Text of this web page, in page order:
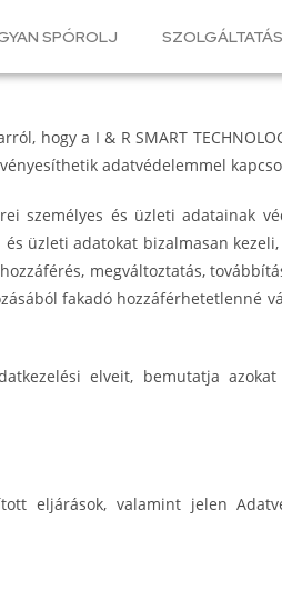
SPÓROLJ
hogy a I & R SMART
adatvédelemmel
személyes és üzleti
és üzleti adatokat bizalmasan
megváltoztatás,
fakadó hozzáférhetetlenné
elveit, bemutatja
eljárások, valamint jelen